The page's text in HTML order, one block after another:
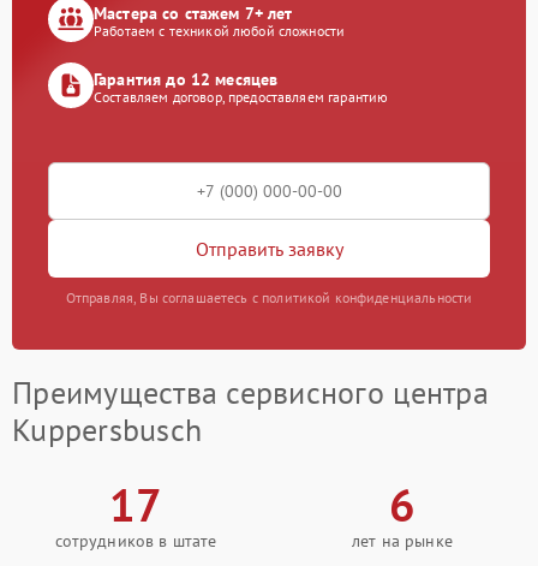
Мастера со стажем 7+ лет
Работаем с техникой любой сложности
Гарантия до 12 месяцев
Составляем договор, предоставляем гарантию
Отправить заявку
Отправляя, Вы соглашаетесь с политикой конфиденциальности
Преимущества сервисного центра
Kuppersbusch
17
сотрудников в штате
6
лет на рынке